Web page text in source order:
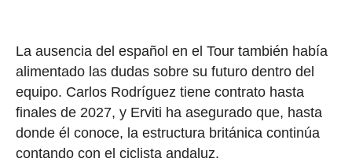
La ausencia del español en el Tour también había
alimentado las dudas sobre su futuro dentro del
equipo. Carlos Rodríguez tiene contrato hasta
finales de 2027, y Erviti ha asegurado que, hasta
donde él conoce, la estructura británica continúa
contando con el ciclista andaluz.